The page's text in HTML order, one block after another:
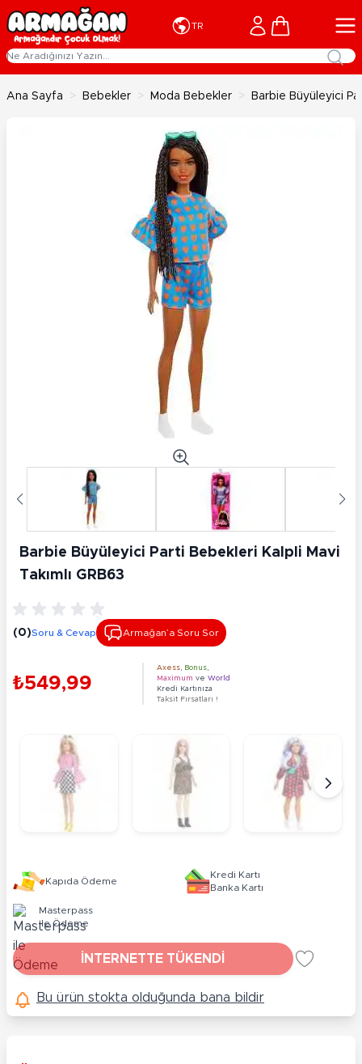
İçeriğe geç
TR Cart
Ana Sayfa > Bebekler > Moda Bebekler > Barbie Büyüleyici
Barbie Büyüleyici Parti Bebekleri Kalpli Mavi
Takımlı GRB63
(0)Soru & Cevap Armağan’a Soru Sor
₺549,99
Axess Bonus
Maximum ve World
Kredi Kartınıza
Taksit Fırsatları !
Kapıda Ödeme
Kredi Kartı
Banka Kartı
Masterpass
ile Ödeme
İNTERNETTE TÜKENDİ
Bu ürün stokta olduğunda bana bildir